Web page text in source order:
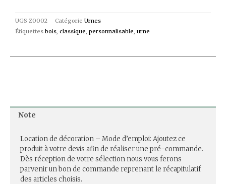
UGS Z0002 Catégorie Urnes
Étiquettes bois, classique, personnalisable, urne
Note
Location de décoration – Mode d’emploi: Ajoutez ce
produit à votre devis afin de réaliser une pré-commande.
Dès réception de votre sélection nous vous ferons
parvenir un bon de commande reprenant le récapitulatif
des articles choisis.